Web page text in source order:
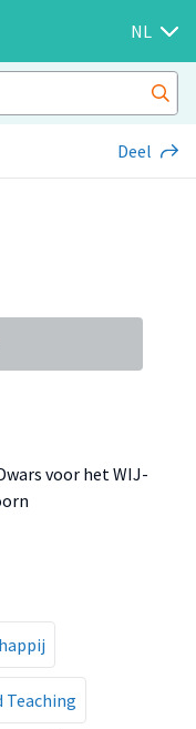
NL
Deel
voor het WIJ-
Teaching